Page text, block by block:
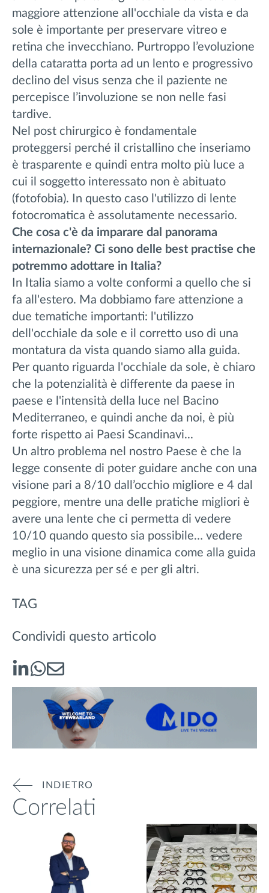
maggiore attenzione all'occhiale da vista e da
sole è importante per preservare vitreo e
retina che invecchiano. Purtroppo l’evoluzione
della cataratta porta ad un lento e progressivo
declino del visus senza che il paziente ne
percepisce l’involuzione se non nelle fasi
tardive.
Nel post chirurgico è fondamentale
proteggersi perché il cristallino che inseriamo
è trasparente e quindi entra molto più luce a
cui il soggetto interessato non è abituato
(fotofobia). In questo caso l'utilizzo di lente
fotocromatica è assolutamente necessario.
Che cosa c'è da imparare dal panorama
internazionale? Ci sono delle best practise che
potremmo adottare in Italia?
In Italia siamo a volte conformi a quello che si
fa all'estero. Ma dobbiamo fare attenzione a
due tematiche importanti: l'utilizzo
dell'occhiale da sole e il corretto uso di una
montatura da vista quando siamo alla guida.
Per quanto riguarda l'occhiale da sole, è chiaro
che la potenzialità è differente da paese in
paese e l'intensità della luce nel Bacino
Mediterraneo, e quindi anche da noi, è più
forte rispetto ai Paesi Scandinavi...
Un altro problema nel nostro Paese è che la
legge consente di poter guidare anche con una
visione pari a 8/10 dall’occhio migliore e 4 dal
peggiore, mentre una delle pratiche migliori è
avere una lente che ci permetta di vedere
10/10 quando questo sia possibile… vedere
meglio in una visione dinamica come alla guida
è una sicurezza per sé e per gli altri.
TAG
Condividi questo articolo
INDIETRO
Correlati